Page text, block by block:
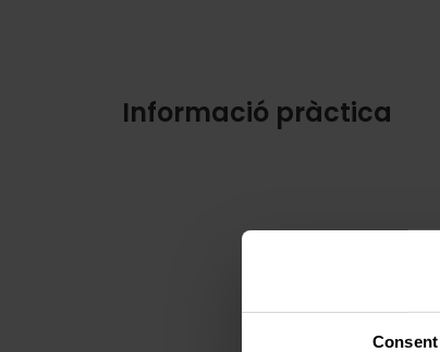
Consent
Informació pràctica